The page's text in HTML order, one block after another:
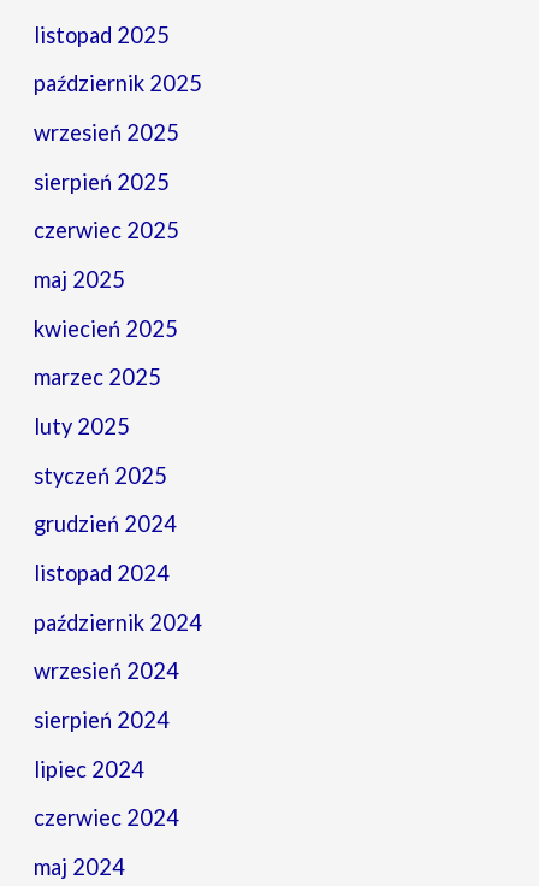
listopad 2025
październik 2025
wrzesień 2025
sierpień 2025
czerwiec 2025
maj 2025
kwiecień 2025
marzec 2025
luty 2025
styczeń 2025
grudzień 2024
listopad 2024
październik 2024
wrzesień 2024
sierpień 2024
lipiec 2024
czerwiec 2024
maj 2024